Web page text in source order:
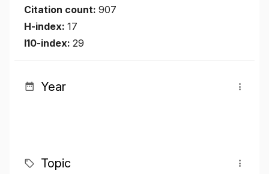
Citation count: 907
H-index: 17
I10-index: 29
Year
Topic